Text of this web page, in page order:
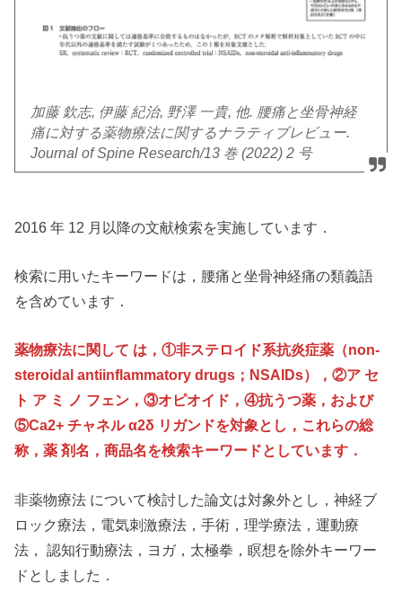
加藤 欽志, 伊藤 紀治, 野澤 一貴, 他. 腰痛と坐骨神経
痛に対する薬物療法に関するナラティブレビュー.
Journal of Spine Research/13 巻 (2022) 2 号
2016 年 12 月以降の文献検索を実施しています．
検索に用いたキーワードは，腰痛と坐骨神経痛の類義語
を含めています．
薬物療法に関して は，①非ステロイド系抗炎症薬（non-
steroidal antiinflammatory drugs；NSAIDs），②ア セ
ト ア ミ ノ フェン，③オピオイド，④抗うつ薬，および
⑤Ca2+ チャネル α2δ リガンドを対象とし，これらの総
称，薬 剤名，商品名を検索キーワードとしています．
非薬物療法 について検討した論文は対象外とし，神経ブ
ロック療法，電気刺激療法，手術，理学療法，運動療
法， 認知行動療法，ヨガ，太極拳，瞑想を除外キーワー
ドとしました．